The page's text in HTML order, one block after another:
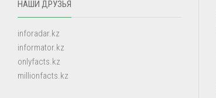
НАШИ ДРУЗЬЯ
inforadar.kz
informator.kz
onlyfacts.kz
millionfacts.kz